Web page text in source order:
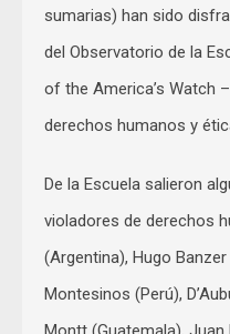
sumarias) han sido
del Observatorio de la
of the America’s Watch
derechos humanos y
De la Escuela salieron
violadores de derechos
(Argentina), Hugo
Montesinos (Perú),